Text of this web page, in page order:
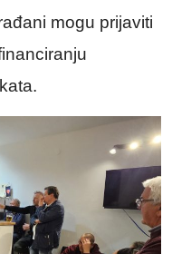
mogu prijaviti